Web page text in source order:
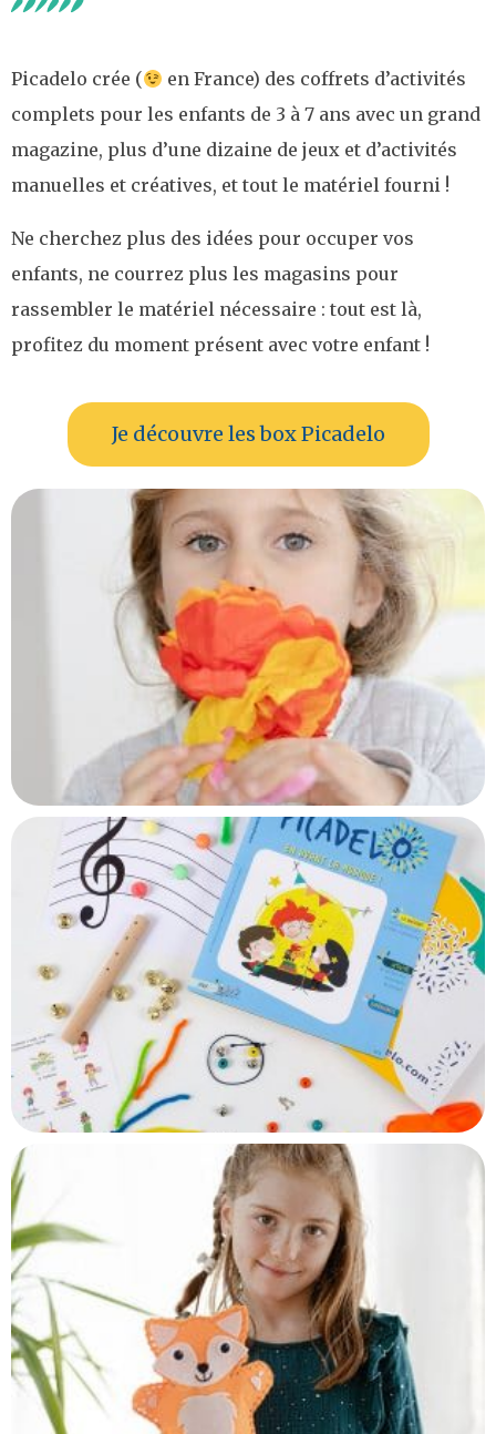
Picadelo crée (
en France) des coffrets d’activités
complets pour les enfants de 3 à 7 ans avec un grand
magazine, plus d’une dizaine de jeux et d’activités
manuelles et créatives, et tout le matériel fourni !
Ne cherchez plus des idées pour occuper vos
enfants, ne courrez plus les magasins pour
rassembler le matériel nécessaire : tout est là,
profitez du moment présent avec votre enfant !
Je découvre les box Picadelo